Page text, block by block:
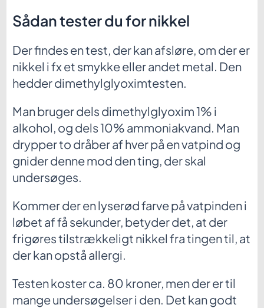
Sådan tester du for nikkel
Der findes en test, der kan afsløre, om der er
nikkel i fx et smykke eller andet metal. Den
hedder dimethylglyoximtesten.
Man bruger dels dimethylglyoxim 1% i
alkohol, og dels 10% ammoniakvand. Man
drypper to dråber af hver på en vatpind og
gnider denne mod den ting, der skal
undersøges.
Kommer der en lyserød farve på vatpinden i
løbet af få sekunder, betyder det, at der
frigøres tilstrækkeligt nikkel fra tingen til, at
der kan opstå allergi.
Testen koster ca. 80 kroner, men der er til
mange undersøgelser i den. Det kan godt